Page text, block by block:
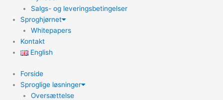
Salgs- og leveringsbetingelser
Sproghjørnet
Whitepapers
Kontakt
English
Forside
Sproglige løsninger
Oversættelse